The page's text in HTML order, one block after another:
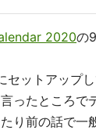
2020の
ットアップ
ったところで
り前の話で一